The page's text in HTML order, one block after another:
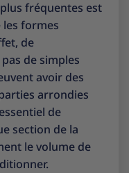
plus fréquentes est
les formes
de
de simples
avoir des
arrondies
de
section de la
le volume de